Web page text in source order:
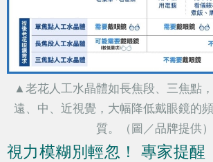
▲老花人工水晶體如長焦段、三焦點
遠、中、近視覺，大幅降低戴眼鏡的
質。（圖／品牌提供）
視力模糊別輕忽！ 專家提醒